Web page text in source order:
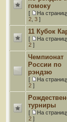
гомоку
[ На
2 3 ]
11 Кубок
[ На
2 ]
Чемпионат
России по
рэндзю
[ На
2 ]
турниры
[ На
2 ]